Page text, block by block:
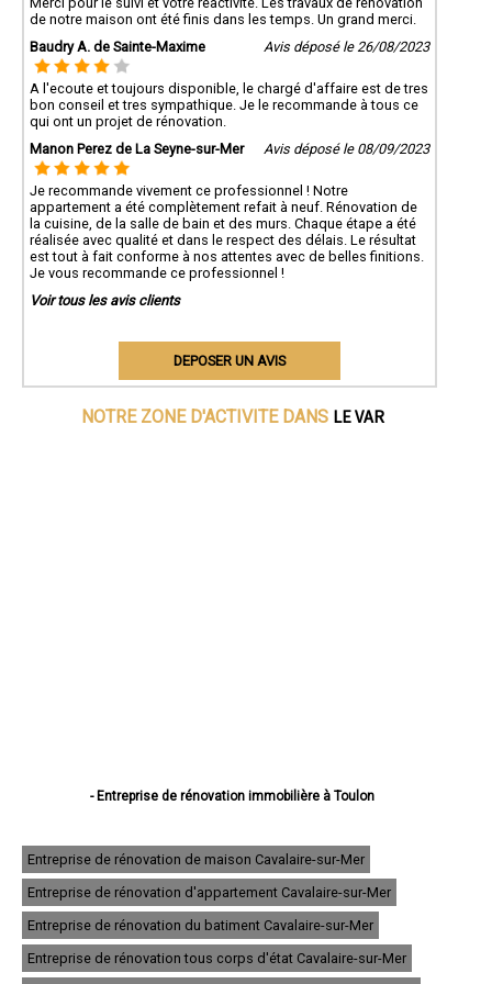
de notre maison ont été finis dans les temps. Un grand merci.
Baudry A. de Sainte-Maxime
Avis déposé le 26/08/2023
A l'ecoute et toujours disponible, le chargé d'affaire est de tres
bon conseil et tres sympathique. Je le recommande à tous ce
qui ont un projet de rénovation.
Manon Perez de La Seyne-sur-Mer
Avis déposé le 08/09/2023
Je recommande vivement ce professionnel ! Notre
appartement a été complètement refait à neuf. Rénovation de
la cuisine, de la salle de bain et des murs. Chaque étape a été
réalisée avec qualité et dans le respect des délais. Le résultat
est tout à fait conforme à nos attentes avec de belles finitions.
Je vous recommande ce professionnel !
Voir tous les avis clients
DEPOSER UN AVIS
NOTRE ZONE D'ACTIVITE DANS LE VAR
- Entreprise de rénovation immobilière à Toulon
- Entreprise de rénovation immobilière à Fréjus
- Entreprise de rénovation immobilière à Draguignan
- Entreprise de rénovation immobilière à Six-Fours-les-Plages
- Entreprise de rénovation immobilière à Saint-Raphaël
- Entreprise de rénovation immobilière à La Garde
- Entreprise de rénovation immobilière à La Valette-du-Var
- Entreprise de rénovation immobilière à Sanary-sur-Mer
Entreprise de rénovation de maison Cavalaire-sur-Mer
Entreprise de rénovation d'appartement Cavalaire-sur-Mer
Entreprise de rénovation du batiment Cavalaire-sur-Mer
Entreprise de rénovation tous corps d'état Cavalaire-sur-Mer